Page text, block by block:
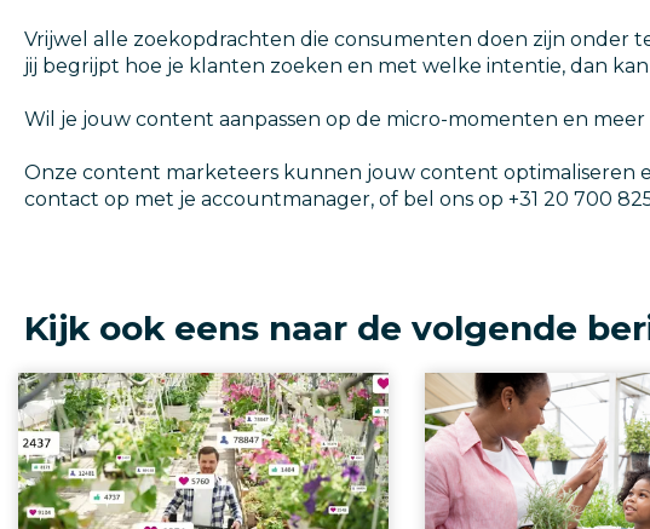
Vrijwel alle zoekopdrachten die consumenten doen zijn onder
jij begrijpt hoe je klanten zoeken en met welke intentie, dan
Wil je jouw content aanpassen op de micro-momenten en
Onze content marketeers kunnen jouw content optimaliseren
contact op met je accountmanager, of bel ons op +31 20 700
Kijk ook eens naar de volgende